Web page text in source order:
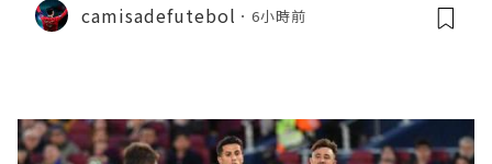
camisadefutebol 6小時前